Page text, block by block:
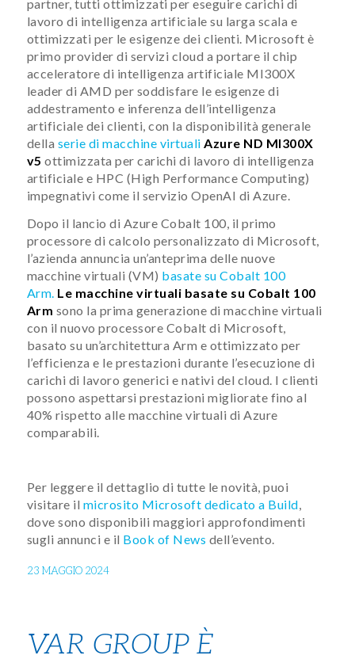
partner, tutti ottimizzati per eseguire carichi di
lavoro di intelligenza artificiale su larga scala e
ottimizzati per le esigenze dei clienti. Microsoft è
primo provider di servizi cloud a portare il chip
acceleratore di intelligenza artificiale MI300X
leader di AMD per soddisfare le esigenze di
addestramento e inferenza dell’intelligenza
artificiale dei clienti, con la disponibilità generale
della serie di macchine virtuali Azure ND MI300X
v5ottimizzata per carichi di lavoro di intelligenza
artificiale e HPC (High Performance Computing)
impegnativi come il servizio OpenAI di Azure.
Dopo il lancio di Azure Cobalt 100, il primo
processore di calcolo personalizzato di Microsoft,
l’azienda annuncia un’anteprima delle nuove
macchine virtuali (VM) basate su Cobalt 100
Arm. Le macchine virtuali basate su Cobalt 100
Arm sono la prima generazione di macchine virtuali
con il nuovo processore Cobalt di Microsoft,
basato su un’architettura Arm e ottimizzato per
l’efficienza e le prestazioni durante l’esecuzione di
carichi di lavoro generici e nativi del cloud. I clienti
possono aspettarsi prestazioni migliorate fino al
40% rispetto alle macchine virtuali di Azure
comparabili.
Per leggere il dettaglio di tutte le novità, puoi
visitare il microsito Microsoft dedicato a Build,
dove sono disponibili maggiori approfondimenti
sugli annunci e il Book of News dell’evento.
23 MAGGIO 2024
VAR GROUP È